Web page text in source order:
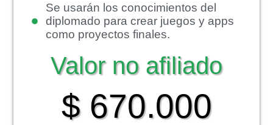
Se usarán los conocimientos del
diplomado para crear juegos y apps
como proyectos finales.
Valor no afiliado
$ 670.000